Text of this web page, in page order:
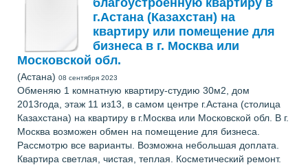
г.Астана (Казахстан) на
квартиру или помещение для
бизнеса в г. Москва или
Московской обл.
(Астана) 08 сентября 2023
Обменяю 1 комнатную квартиру-студию 30м2, дом
2013года, этаж 11 из13, в самом центре г.Астана (столица
Казахстана) на квартиру в г.Москва или Московской обл. В г.
Москва возможен обмен на помещение для бизнеса.
Рассмотрю все варианты. Возможна небольшая доплата.
Квартира светлая, чистая, теплая. Косметический ремонт.